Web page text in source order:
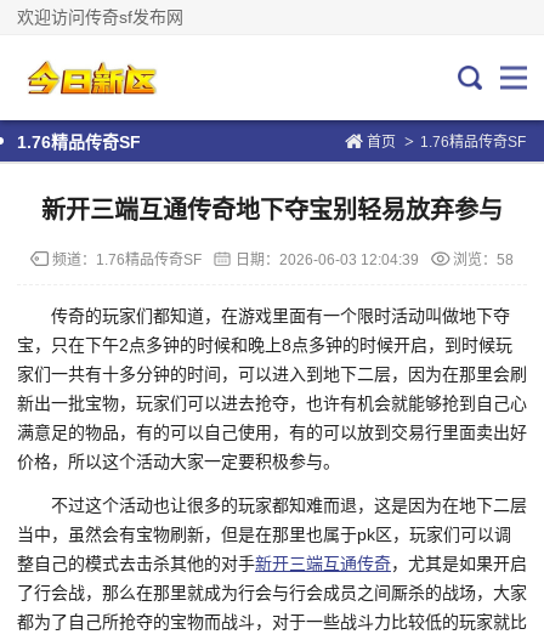
欢迎访问传奇sf发布网
首页 > 1.76精品传奇SF
1.76精品传奇SF
新开三端互通传奇地下夺宝别轻易放弃参与
频道： 1.76精品传奇SF 日期： 2026-06-03 12:04:39 浏览：58
传奇的玩家们都知道，在游戏里面有一个限时活动叫做地下夺
宝，只在下午2点多钟的时候和晚上8点多钟的时候开启，到时候玩
家们一共有十多分钟的时间，可以进入到地下二层，因为在那里会刷
新出一批宝物，玩家们可以进去抢夺，也许有机会就能够抢到自己心
满意足的物品，有的可以自己使用，有的可以放到交易行里面卖出好
价格，所以这个活动大家一定要积极参与。
不过这个活动也让很多的玩家都知难而退，这是因为在地下二层
当中，虽然会有宝物刷新，但是在那里也属于pk区，玩家们可以调
整自己的模式去击杀其他的对手新开三端互通传奇，尤其是如果开启
了行会战，那么在那里就成为行会与行会成员之间厮杀的战场，大家
都为了自己所抢夺的宝物而战斗，对于一些战斗力比较低的玩家就比